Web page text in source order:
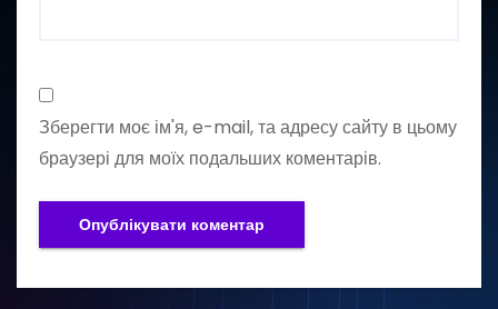
Зберегти моє ім'я, e-mail, та адресу сайту в цьому
браузері для моїх подальших коментарів.